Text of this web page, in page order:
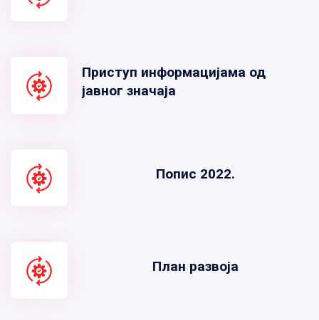
Приступ информацијама од
јавног значаја
Попис 2022.
План развоја